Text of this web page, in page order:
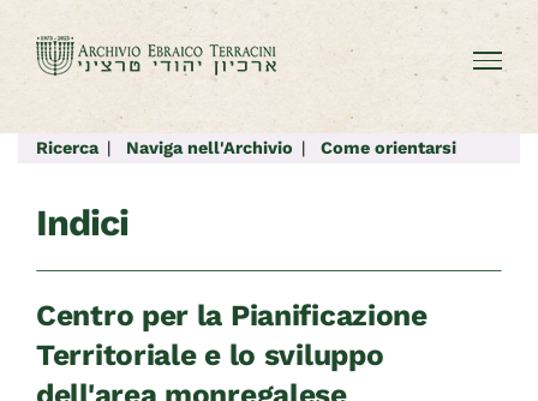
Salta
contenuto
Ricerca | Naviga nell'Archivio | Come orientarsi
Indici
Centro per la Pianificazione
Territoriale e lo sviluppo